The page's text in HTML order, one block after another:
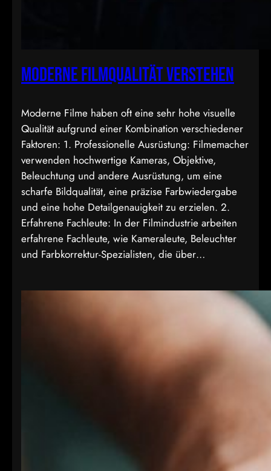
Moderne Filmqualität verstehen
Moderne Filme haben oft eine sehr hohe visuelle
Qualität aufgrund einer Kombination verschiedener
Faktoren: 1. Professionelle Ausrüstung: Filmemacher
verwenden hochwertige Kameras, Objektive,
Beleuchtung und andere Ausrüstung, um eine
scharfe Bildqualität, eine präzise Farbwiedergabe
und eine hohe Detailgenauigkeit zu erzielen. 2.
Erfahrene Fachleute: In der Filmindustrie arbeiten
erfahrene Fachleute, wie Kameraleute, Beleuchter
und Farbkorrektur-Spezialisten, die über…